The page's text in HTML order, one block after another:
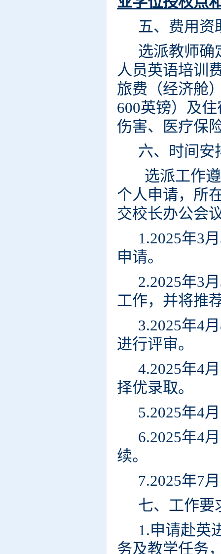
五、费用资
选派教师确
人员英语培训
旅费（经济舱
600英镑） 及
伤害、医疗保
六、时间安
选派工作遵
个人申请，所
交校长办公会
1.2025年3
申请。
2.2025年3
工作，并将推
3.2025年4
进行评审。
4.2025年4
择优录取。
5.2025年4
6.2025年4
续。
7.2025年7
七、工作要
1.申请赴英
务及教学任务